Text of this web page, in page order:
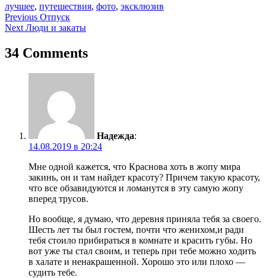
лучшее, путешествия, фото, эксклюзив
Навигация
по
записям
Previous Отпуск
Next Люди и закаты
34 Comments
Надежда:
14.08.2019 в 20:24
Мне одной кажется, что Краснова хоть в жопу мира
закинь, он и там найдет красоту? Причем такую красоту,
что все обзавидуются и ломанутся в эту самую жопу
вперед трусов.
Но вообще, я думаю, что деревня приняла тебя за своего.
Шесть лет ты был гостем, почти что женихом,и ради
тебя стоило прибираться в комнате и красить губы. Но
вот уже ты стал своим, и теперь при тебе можно ходить
в халате и ненакрашенной. Хорошо это или плохо —
судить тебе.